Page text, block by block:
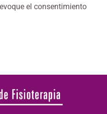
el consentimiento